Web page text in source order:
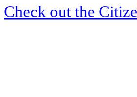
Check out the